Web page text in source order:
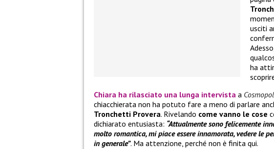
usciti
ha
Chiara ha rilasciato una lunga intervista a
chiacchierata non ha potuto fare a meno di parlare
Tronchetti Provera. Rivelando come vanno le cose
dichiarato entusiasta: “Attualmente sono felicemente
molto romantica, mi piace essere innamorata, vedere le
in generale”. Ma attenzione, perché non è finita qui.